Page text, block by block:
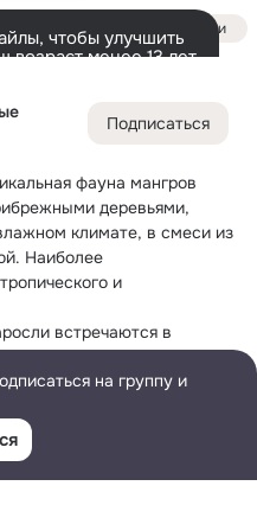
Подписаться
фауна мангров
деревьями,
климате, в смеси из
Наиболее
и
встречаются в
Индии, Панаме и в штате
уникальную экосистему,
фауны. Ниже
мангровых лесов
Войти
чтобы улучшить
возраст менее 13 лет,
Ещё
на группу и